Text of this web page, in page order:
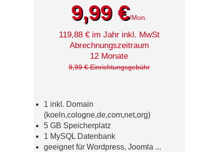
9,99 €/Mon.
119,88 € im Jahr inkl. MwSt
Abrechnungszeitraum
12 Monate
9,99 € Einrichtungsgebühr
1 inkl. Domain
(koeln,cologne,de,com,net,org)
5 GB Speicherplatz
1 MySQL Datenbank
geeignet für Wordpress, Joomla ...